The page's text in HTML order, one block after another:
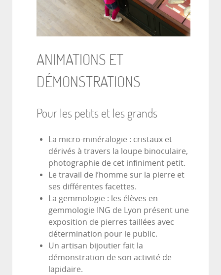
ANIMATIONS ET
DÉMONSTRATIONS
Pour les petits et les grands
La micro-minéralogie : cristaux et
dérivés à travers la loupe binoculaire,
photographie de cet infiniment petit.
Le travail de l’homme sur la pierre et
ses différentes facettes.
La gemmologie : les élèves en
gemmologie ING de Lyon présent une
exposition de pierres taillées avec
détermination pour le public.
Un artisan bijoutier fait la
démonstration de son activité de
lapidaire.